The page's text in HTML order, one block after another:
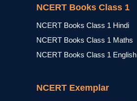
NCERT Books Class 1
NCERT Books Class 1 Hindi
NCERT Books Class 1 Maths
NCERT Books Class 1 English
NCERT Exemplar